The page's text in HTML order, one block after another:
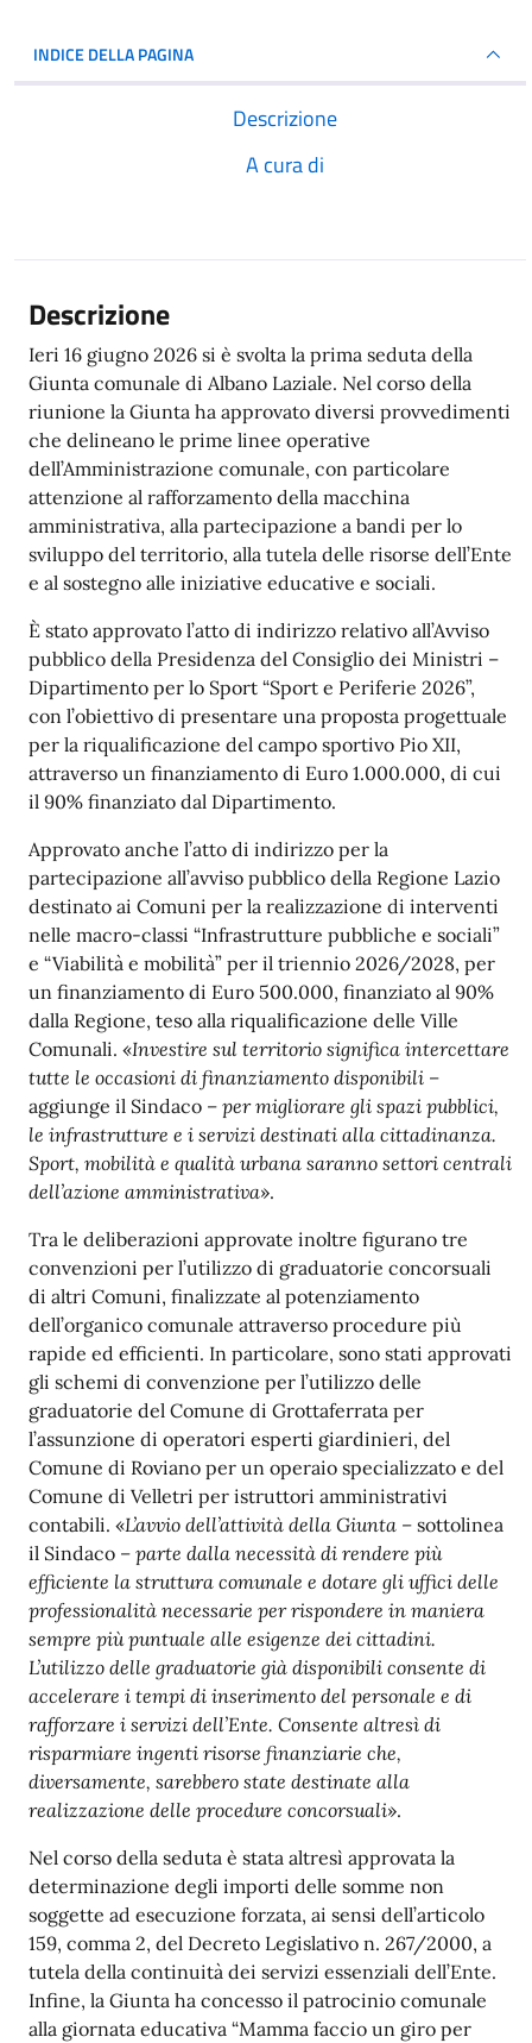
INDICE DELLA PAGINA
Descrizione
A cura di
Descrizione
Ieri 16 giugno 2026 si è svolta la prima seduta della
Giunta comunale di Albano Laziale. Nel corso della
riunione la Giunta ha approvato diversi provvedimenti
che delineano le prime linee operative
dell’Amministrazione comunale, con particolare
attenzione al rafforzamento della macchina
amministrativa, alla partecipazione a bandi per lo
sviluppo del territorio, alla tutela delle risorse dell’Ente
e al sostegno alle iniziative educative e sociali.
È stato approvato l’atto di indirizzo relativo all’Avviso
pubblico della Presidenza del Consiglio dei Ministri –
Dipartimento per lo Sport “Sport e Periferie 2026”,
con l’obiettivo di presentare una proposta progettuale
per la riqualificazione del campo sportivo Pio XII,
attraverso un finanziamento di Euro 1.000.000, di cui
il 90% finanziato dal Dipartimento.
Approvato anche l’atto di indirizzo per la
partecipazione all’avviso pubblico della Regione Lazio
destinato ai Comuni per la realizzazione di interventi
nelle macro-classi “Infrastrutture pubbliche e sociali”
e “Viabilità e mobilità” per il triennio 2026/2028, per
un finanziamento di Euro 500.000, finanziato al 90%
dalla Regione, teso alla riqualificazione delle Ville
Comunali. «Investire sul territorio significa intercettare
tutte le occasioni di finanziamento disponibili –
aggiunge il Sindaco – per migliorare gli spazi pubblici,
le infrastrutture e i servizi destinati alla cittadinanza.
Sport, mobilità e qualità urbana saranno settori centrali
dell’azione amministrativa».
Tra le deliberazioni approvate inoltre figurano tre
convenzioni per l’utilizzo di graduatorie concorsuali
di altri Comuni, finalizzate al potenziamento
dell’organico comunale attraverso procedure più
rapide ed efficienti. In particolare, sono stati approvati
gli schemi di convenzione per l’utilizzo delle
graduatorie del Comune di Grottaferrata per
l’assunzione di operatori esperti giardinieri, del
Comune di Roviano per un operaio specializzato e del
Comune di Velletri per istruttori amministrativi
contabili. «L’avvio dell’attività della Giunta – sottolinea
il Sindaco – parte dalla necessità di rendere più
efficiente la struttura comunale e dotare gli uffici delle
professionalità necessarie per rispondere in maniera
sempre più puntuale alle esigenze dei cittadini.
L’utilizzo delle graduatorie già disponibili consente di
accelerare i tempi di inserimento del personale e di
rafforzare i servizi dell’Ente. Consente altresì di
risparmiare ingenti risorse finanziarie che,
diversamente, sarebbero state destinate alla
realizzazione delle procedure concorsuali».
Nel corso della seduta è stata altresì approvata la
determinazione degli importi delle somme non
soggette ad esecuzione forzata, ai sensi dell’articolo
159, comma 2, del Decreto Legislativo n. 267/2000, a
tutela della continuità dei servizi essenziali dell’Ente.
Infine, la Giunta ha concesso il patrocinio comunale
alla giornata educativa “Mamma faccio un giro per